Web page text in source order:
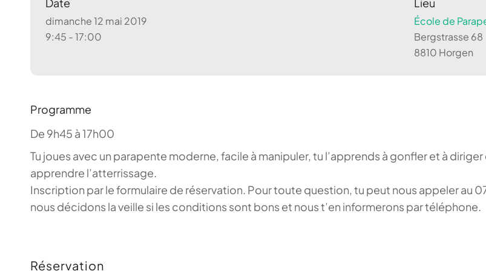
dimanche 12 mai 2019
9:45 - 17:00
École de
Bergstrasse 68
8810 Horgen
Programme
De 9h45 à 17h00
Tu joues avec un parapente moderne, facile à manipuler, tu l’apprends à gonfler et à
apprendre l’atterrissage.
Inscription par le formulaire de réservation. Pour toute question, tu peut nous appeler au
nous décidons la veille si les conditions sont bons et nous t’en informerons par téléphone.
Réservation